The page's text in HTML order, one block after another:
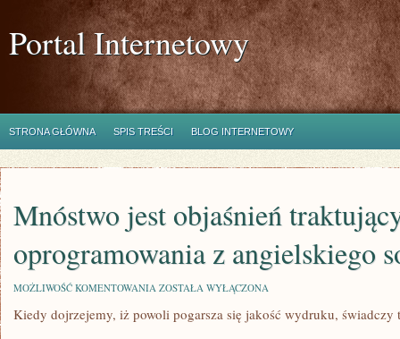
Portal Internetowy
STRONA GŁÓWNA SPIS TREŚCI BLOG INTERNETOWY
Mnóstwo jest objaśnień
oprogramowania z angielskiego
MOŻLIWOŚĆ KOMENTOWANIA MNÓSTWO
OBJAŚNIEŃ
ZOSTAŁA WYŁĄCZONA
Kiedy dojrzejemy, iż powoli pogarsza się jakość wydruku, świadczy